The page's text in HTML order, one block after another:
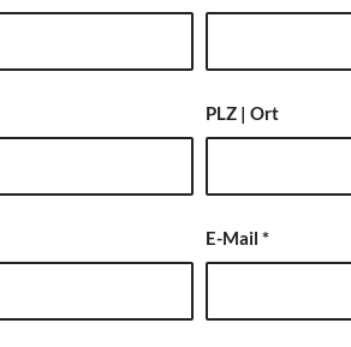
PLZ | Ort
E-Mail*